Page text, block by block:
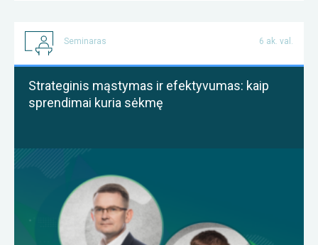
Seminaras 6 ak. val.
Strateginis mąstymas ir efektyvumas: kaip
sprendimai kuria sėkmę